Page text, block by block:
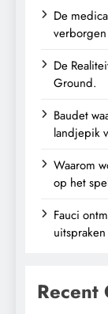
De
De
Ground.
Baudet
landjepik
Waarom
op het
Fauci
Recent